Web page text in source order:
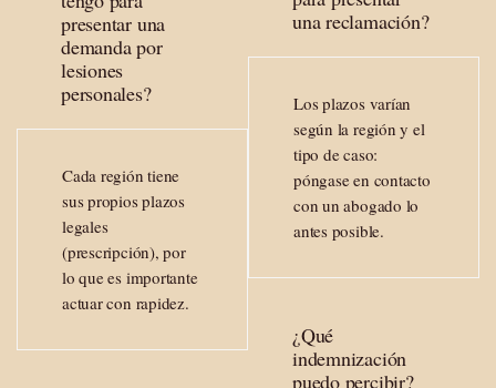
presentar una
demanda por
lesiones
personales?
Cada región tiene
sus propios plazos
legales
(prescripción), por
lo que es importante
actuar con rapidez.
una reclamación?
Los plazos varían
según la región y el
tipo de caso:
póngase en contacto
con un abogado lo
antes posible.
¿Qué
indemnización
puedo percibir?